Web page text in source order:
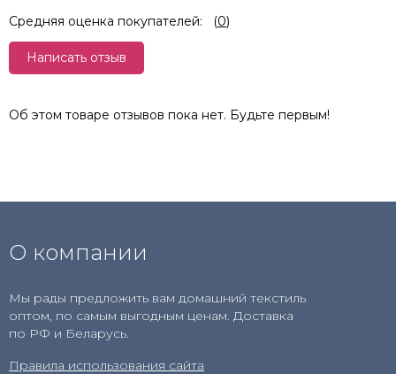
Средняя оценка покупателей: (0)
Написать отзыв
Об этом товаре отзывов пока нет. Будьте первым!
О компании
Мы рады предложить вам домашний текстиль
оптом, по самым выгодным ценам. Доставка
по РФ и Беларусь.
Правила использования сайта